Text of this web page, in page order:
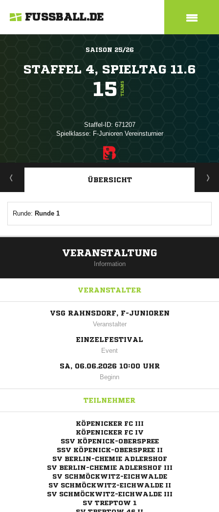
FUSSBALL.DE
SAISON 25/26
STAFFEL 4, SPIELTAG 11.6
15 TEAMS
Staffel-ID: 671207
Spielklasse: F-Junioren Vereinsturnier
ANZEIGE
ÜBERSICHT
Runde: Runde 1
VERANSTALTUNG
Information
VERANSTALTER
VSG RAHNSDORF, F-JUNIOREN
Veranstalter
EINZELFESTIVAL
Event
SA, 06.06.2026 10:00 UHR
Beginn
TEILNEHMER
KÖPENICKER FC III
KÖPENICKER FC IV
SSV KÖPENICK-OBERSPREE
SSV KÖPENICK-OBERSPREE II
SV BERLIN-CHEMIE ADLERSHOF
SV BERLIN-CHEMIE ADLERSHOF III
SV SCHMÖCKWITZ-EICHWALDE
SV SCHMÖCKWITZ-EICHWALDE II
SV SCHMÖCKWITZ-EICHWALDE III
SV TREPTOW 1